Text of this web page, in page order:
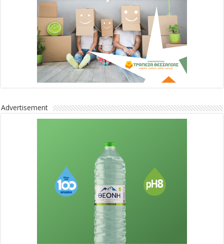
Advertisement